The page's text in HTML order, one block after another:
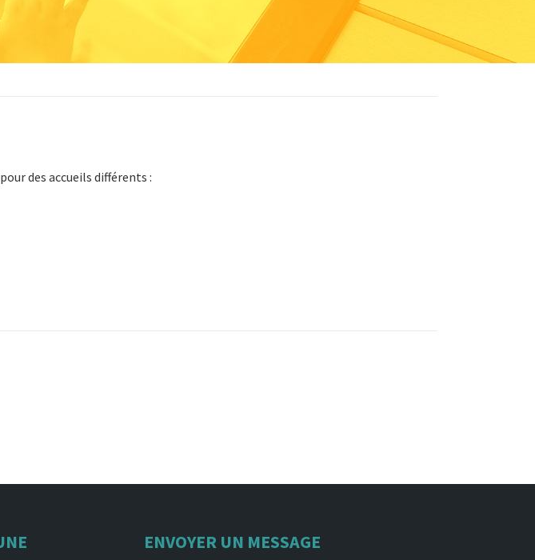
des accueils différents :
ENVOYER UN MESSAGE